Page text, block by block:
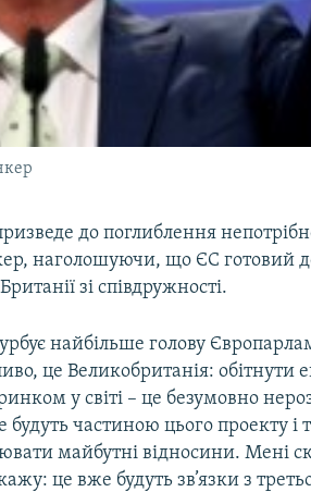
до поглиблення
наголошуючи, що ЄС готовий
зі співдружності.
найбільше голову
це Великобританія: обітнути
у світі – це безумовно
будуть частиною цього проекту і
майбутні відносини. Мені
це вже будуть зв’язки з